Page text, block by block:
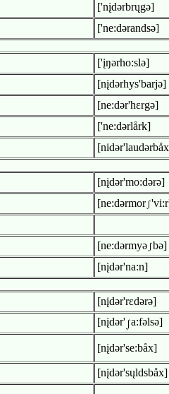
['nįdərbrųgə]
['ne:dərandsə]
['įŋərho:slə]
[nįdərhys'barjə]
[ne:dər'hεrgə]
['ne:dərlårk]
[nįdər'mo:dərə]
[ne:dərmor
[ne:dərmyə bə]
[nįdər'na:n]
[nįdər'rεdərə]
[nįdər' a:fəlsə]
[nįdər'se:båx]
[nįdər'sųldsbåx]